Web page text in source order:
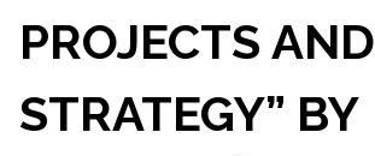
PROJECTS AND
STRATEGY” BY